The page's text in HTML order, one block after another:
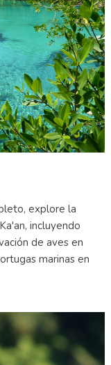
explore la
incluyendo
de aves en
marinas en